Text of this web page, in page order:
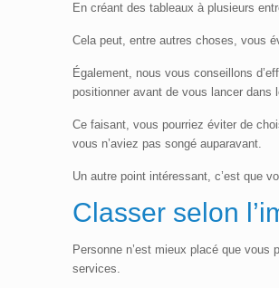
En créant des tableaux à plusieurs
Cela peut, entre autres choses, vous
Également, nous vous conseillons
positionner avant de vous lancer dans
Ce faisant, vous pourriez éviter de
vous n’aviez pas songé auparavant.
Un autre point intéressant, c’est que
Classer selon
Personne n’est mieux placé que
services.